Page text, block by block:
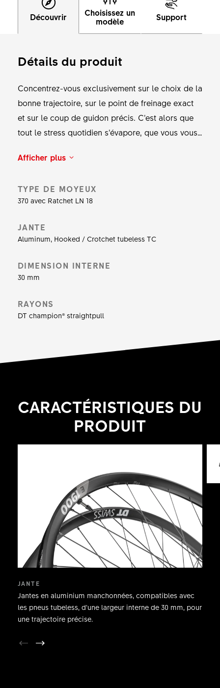
Découvrir
Choisissez un
modèle
Support
Détails du produit
Concentrez-vous exclusivement sur le choix de la
bonne trajectoire, sur le point de freinage exact
et sur le coup de guidon précis. C’est alors que
tout le stress quotidien s’évapore, que vous vous
son unique du système de roue libre. Le modèle
moments en roue libre. La jante en aluminium qui
a fait ses preuves, le système de roue libre
la fiabilité que l’on exige d’une roue enduro.
Afficher plus
TYPE DE MOYEUX
370 avec Ratchet LN 18
JANTE
Aluminum, Hooked / Crotchet tubeless TC
DIMENSION INTERNE
30 mm
RAYONS
DT champion® straightpull
CARACTÉRISTIQUES DU
PRODUIT
JANTE
Jantes en aluminium manchonnées, compatibles avec
les pneus tubeless, d’une largeur interne de 30 mm, pour
une trajectoire précise.